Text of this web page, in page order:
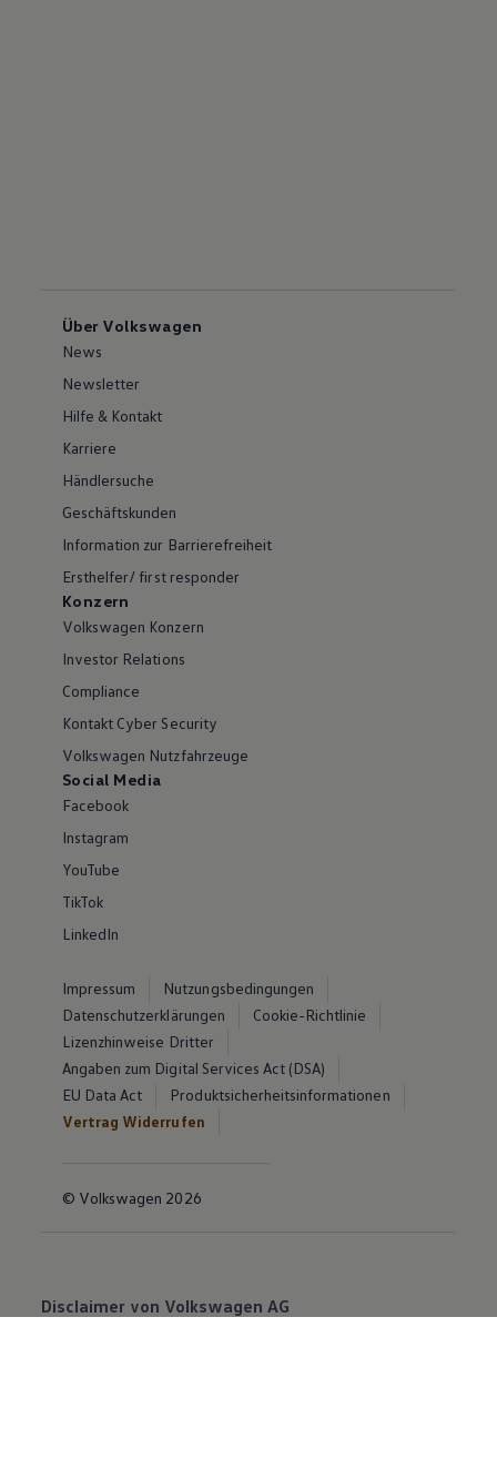
Über Volkswagen
News
Newsletter
Hilfe & Kontakt
Karriere
Händlersuche
Geschäftskunden
Information zur Barrierefreiheit
Ersthelfer/ first responder
Konzern
Volkswagen Konzern
Investor Relations
Compliance
Kontakt Cyber Security
Volkswagen Nutzfahrzeuge
Social Media
Facebook
Instagram
YouTube
TikTok
LinkedIn
Impressum
Nutzungsbedingungen
Datenschutzerklärungen
Cookie-Richtlinie
Lizenzhinweise Dritter
Angaben zum Digital Services Act (DSA)
EU Data Act
Produktsicherheitsinformationen
Vertrag Widerrufen
© Volkswagen 2026
Disclaimer von Volkswagen AG